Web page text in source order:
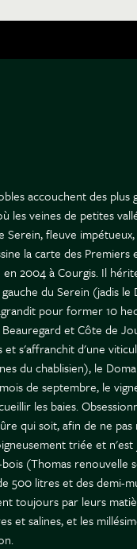
accouchent des plus
les veines de petites
fleuve
la carte des Premiers
2004 à Courgis. Il
du Serein (jadis
pour former 10
et Côte de
et s'affranchit d'une
du chablisien), le
de septembre, le
les baies.
qui soit, afin de ne
triée et
(Thomas renouvelle
500 litres et des demi-
toujours par leurs
et salines, et les